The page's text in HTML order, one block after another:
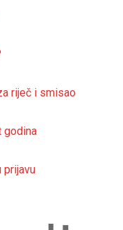
riječ i smisao
godina
prijavu